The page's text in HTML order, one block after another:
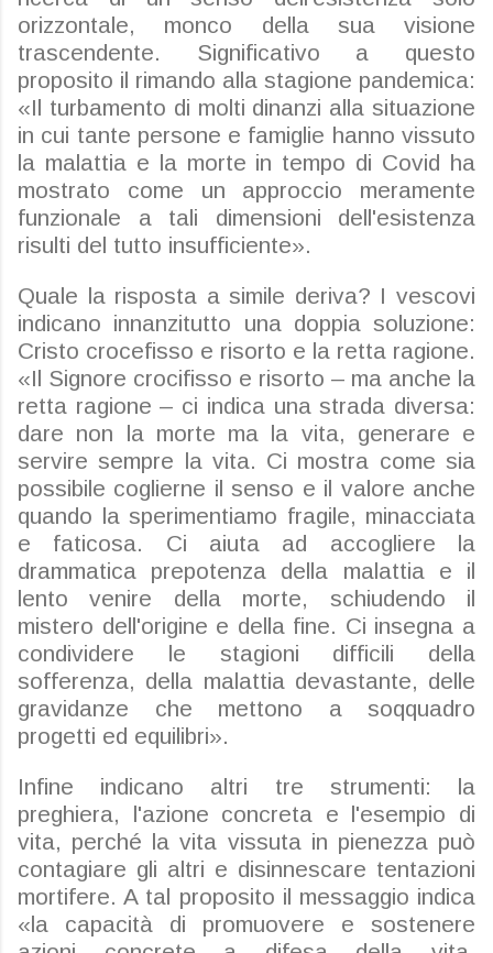
orizzontale, monco della sua visione
trascendente. Significativo a questo
proposito il rimando alla stagione pandemica:
«Il turbamento di molti dinanzi alla situazione
in cui tante persone e famiglie hanno vissuto
la malattia e la morte in tempo di Covid ha
mostrato come un approccio meramente
funzionale a tali dimensioni dell'esistenza
risulti del tutto insufficiente».
Quale la risposta a simile deriva? I vescovi
indicano innanzitutto una doppia soluzione:
Cristo crocefisso e risorto e la retta ragione.
«Il Signore crocifisso e risorto – ma anche la
retta ragione – ci indica una strada diversa:
dare non la morte ma la vita, generare e
servire sempre la vita. Ci mostra come sia
possibile coglierne il senso e il valore anche
quando la sperimentiamo fragile, minacciata
e faticosa. Ci aiuta ad accogliere la
drammatica prepotenza della malattia e il
lento venire della morte, schiudendo il
mistero dell'origine e della fine. Ci insegna a
condividere le stagioni difficili della
sofferenza, della malattia devastante, delle
gravidanze che mettono a soqquadro
progetti ed equilibri».
Infine indicano altri tre strumenti: la
preghiera, l'azione concreta e l'esempio di
vita, perché la vita vissuta in pienezza può
contagiare gli altri e disinnescare tentazioni
mortifere. A tal proposito il messaggio indica
«la capacità di promuovere e sostenere